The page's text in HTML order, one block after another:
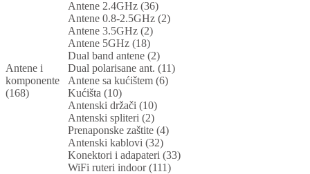
Antene i
komponente
(168)
Antene 2.4GHz (36)
Antene 0.8-2.5GHz (2)
Antene 3.5GHz (2)
Antene 5GHz (18)
Dual band antene (2)
Dual polarisane ant. (11)
Antene sa kućištem (6)
Kućišta (10)
Antenski držači (10)
Antenski spliteri (2)
Prenaponske zaštite (4)
Antenski kablovi (32)
Konektori i adapateri (33)
WiFi ruteri indoor (111)